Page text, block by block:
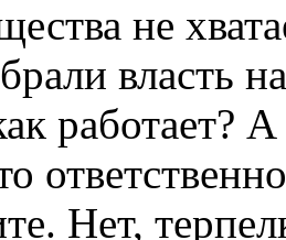
не
власть
работает?
Нет,